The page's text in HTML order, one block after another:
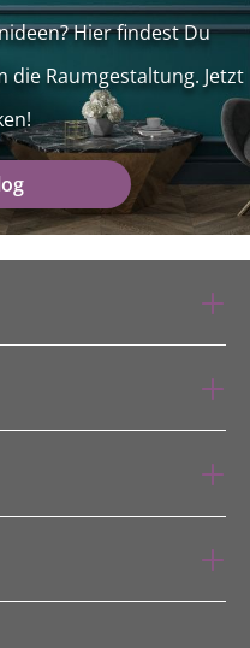
Hier findest Du
Raumgestaltung. Jetzt